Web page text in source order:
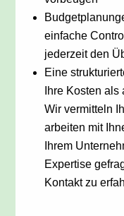
einfache
jederzeit den
Eine
Ihre Kosten
Wir vermitteln
arbeiten mit
Ihrem
Expertise
Kontakt zu